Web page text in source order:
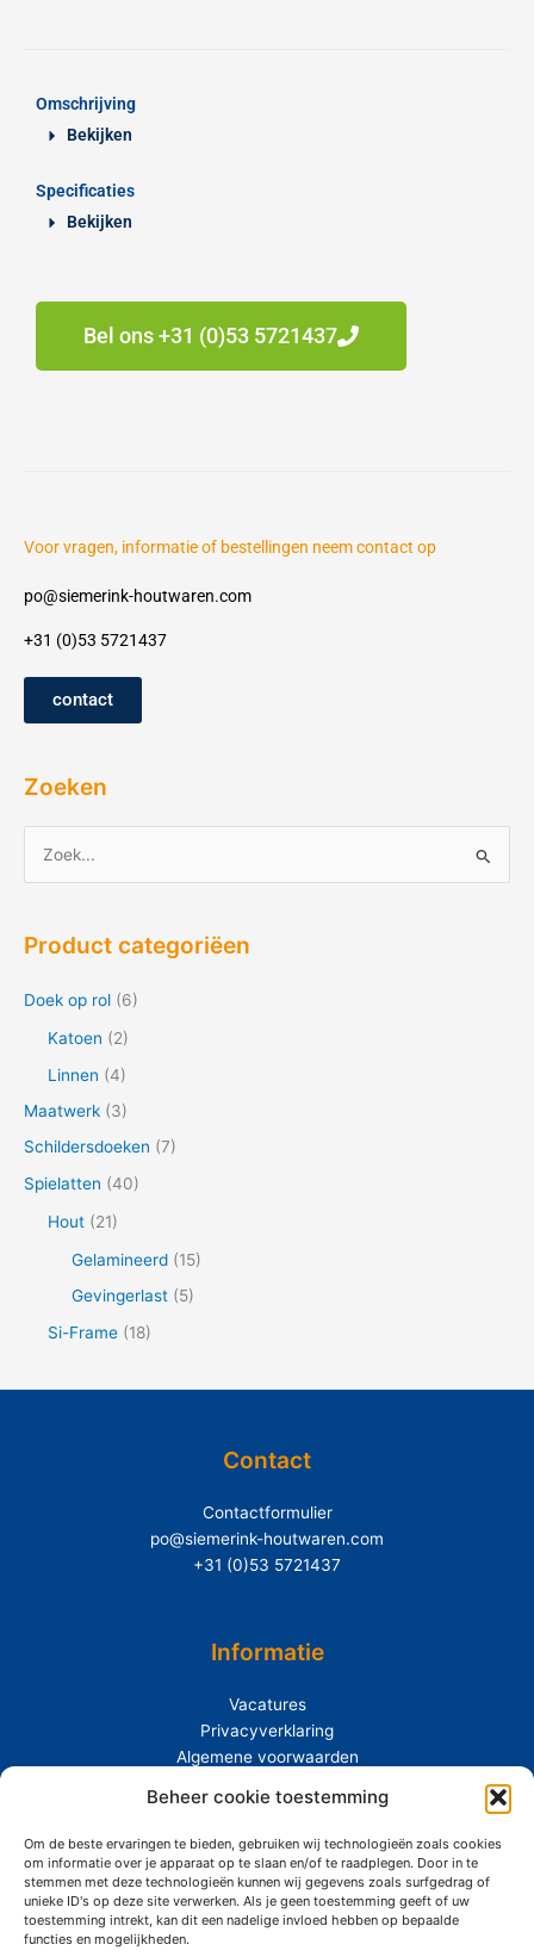
Beheer cookie toestemming
Om de beste ervaringen te bieden, gebruiken wij technologieën zoals cookies
om informatie over je apparaat op te slaan en/of te raadplegen. Door in te
stemmen met deze technologieën kunnen wij gegevens zoals surfgedrag of
unieke ID's op deze site verwerken. Als je geen toestemming geeft of uw
toestemming intrekt, kan dit een nadelige invloed hebben op bepaalde
functies en mogelijkheden.
Omschrijving
Bekijken
Specificaties
Bekijken
Bel ons +31 (0)53 5721437
Voor vragen, informatie of bestellingen neem contact op
po@siemerink-houtwaren.com
+31 (0)53 5721437
contact
Zoeken
k
:
Product categoriëen
Doek op rol (6)
Katoen (2)
Linnen (4)
Maatwerk (3)
Schildersdoeken (7)
Spielatten (40)
Hout (21)
Gelamineerd (15)
Gevingerlast (5)
Si-Frame (18)
Contact
Contactformulier
po@siemerink-houtwaren.com
+31 (0)53 5721437
Informatie
Vacatures
Privacyverklaring
Algemene voorwaarden
Extras
Over Siemerink
Duurzaamheid